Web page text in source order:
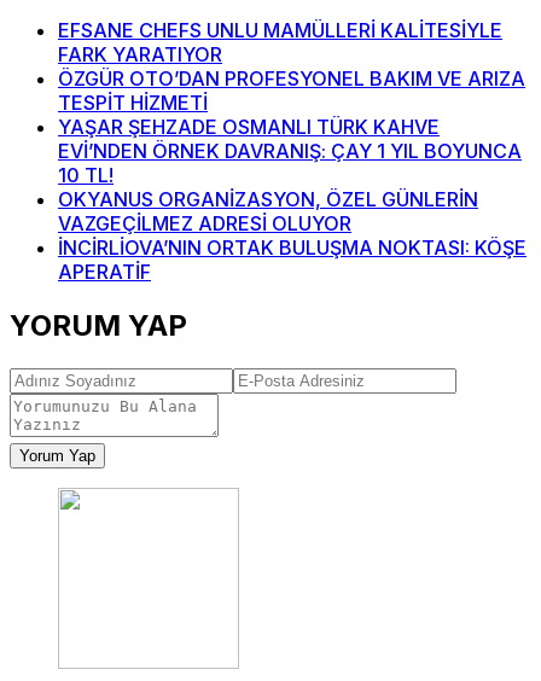
EFSANE CHEFS UNLU MAMÜLLERİ KALİTESİYLE
FARK YARATIYOR
ÖZGÜR OTO’DAN PROFESYONEL BAKIM VE ARIZA
TESPİT HİZMETİ
YAŞAR ŞEHZADE OSMANLI TÜRK KAHVE
EVİ’NDEN ÖRNEK DAVRANIŞ: ÇAY 1 YIL BOYUNCA
10 TL!
OKYANUS ORGANİZASYON, ÖZEL GÜNLERİN
VAZGEÇİLMEZ ADRESİ OLUYOR
İNCİRLİOVA’NIN ORTAK BULUŞMA NOKTASI: KÖŞE
APERATİF
YORUM YAP
Yorum Yap